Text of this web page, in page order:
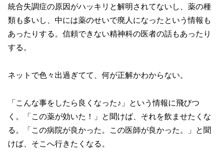
統合失調症の原因がハッキリと解明されてないし、薬の種
類も多いし、中には薬のせいで廃人になったという情報も
あったりする。信頼できない精神科の医者の話もあったり
する。
ネットで色々出過ぎてて、何が正解かわからない。
「こんな事をしたら良くなった♪」という情報に飛びつ
く。「この薬が効いた！」と聞けば、それを飲ませたくな
る。「この病院が良かった。この医師が良かった。」と聞
けば、そこへ行きたくなる。